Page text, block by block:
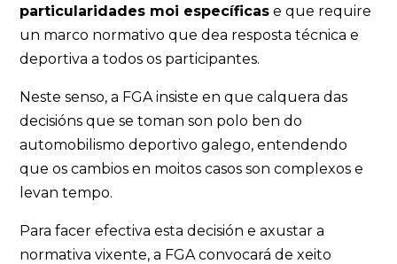
particularidades moi específicas e que require
un marco normativo que dea resposta técnica e
deportiva a todos os participantes.
Neste senso, a FGA insiste en que calquera das
decisións que se toman son polo ben do
automobilismo deportivo galego, entendendo
que os cambios en moitos casos son complexos e
levan tempo.
Para facer efectiva esta decisión e axustar a
normativa vixente, a FGA convocará de xeito